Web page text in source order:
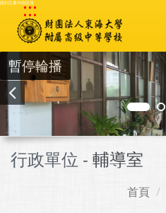
跳到主要內容區塊
:::
暫停輪播
行政單位 - 輔導室
首頁